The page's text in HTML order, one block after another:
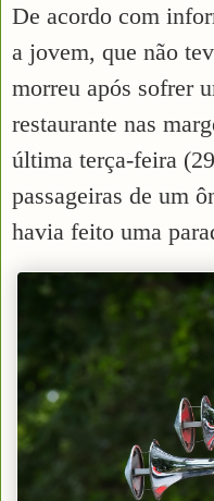
De acordo com
a jovem, que não
morreu após sofrer
restaurante nas
última terça-feira
passageiras de um
havia feito uma